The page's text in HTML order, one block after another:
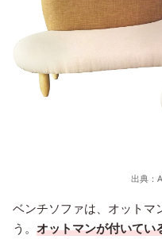
出典：
ベンチソファは、オットマ
う。 オットマンが付いてい